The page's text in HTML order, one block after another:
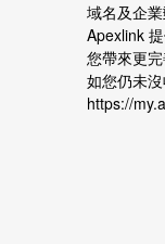
域名及企
Apexlink
您帶來更
如您仍未
https://